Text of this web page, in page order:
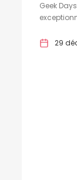
Geek
29